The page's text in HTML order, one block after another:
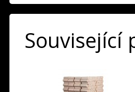
Související